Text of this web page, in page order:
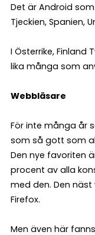
Det är Android
Tjeckien, Spanien,
I Österrike, Finland
lika många som
Webbläsare
För inte många år
som så gott som
Den nye favoriten
procent av alla
med den. Den
Firefox.
Men även här